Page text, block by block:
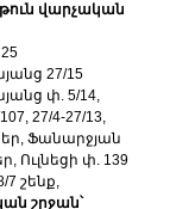
վարչական
27/15
փ. 5/14,
27/4-27/13,
Ֆանարջյան
Ուլնեցի փ. 139
շենք,
շրջան՝